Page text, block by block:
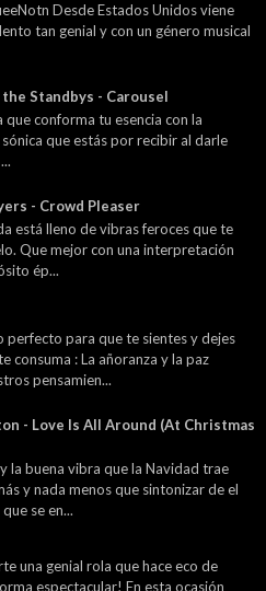
Desde Estados Unidos viene
tan genial y con un género musical
Standbys - Carousel
que conforma tu esencia con la
que estás por recibir al darle
- Crowd Pleaser
está lleno de vibras feroces que te
Que mejor con una interpretación
ép...
perfecto para que te sientes y dejes
consuma : La añoranza y la paz
pensamien...
- Love Is All Around (At Christmas
la buena vibra que la Navidad trae
y nada menos que sintonizar de el
se en...
una genial rola que hace eco de
espectacular! En esta ocasión